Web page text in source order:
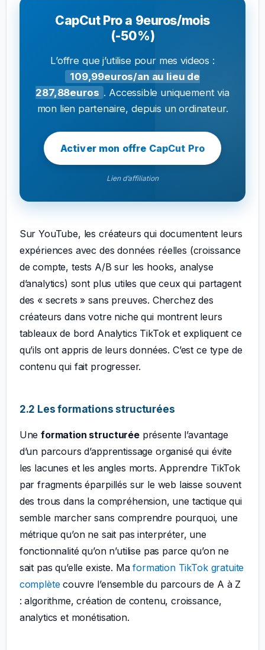
CapCut Pro a 9euros/mois
(-50%)
L’offre que j’utilise pour mes videos :
109,99euros/an au lieu de
287,88euros . Accessible uniquement via
mon lien partenaire, depuis un ordinateur.
Activer mon offre CapCut Pro
Lien d’affiliation
Sur YouTube, les créateurs qui documentent leurs
expériences avec des données réelles (croissance
de compte, tests A/B sur les hooks, analyse
d’analytics) sont plus utiles que ceux qui partagent
des « secrets » sans preuves. Cherchez des
créateurs dans votre niche qui montrent leurs
tableaux de bord Analytics TikTok et expliquent ce
qu’ils ont appris de leurs données. C’est ce type de
contenu qui fait progresser.
2.2 Les formations structurées
Uneformation structuréeprésente l’avantage
d’un parcours d’apprentissage organisé qui évite
les lacunes et les angles morts. Apprendre TikTok
par fragments éparpillés sur le web laisse souvent
des trous dans la compréhension, une tactique qui
semble marcher sans comprendre pourquoi, une
métrique qu’on ne sait pas interpréter, une
fonctionnalité qu’on n’utilise pas parce qu’on ne
sait pas qu’elle existe. Maformation TikTok gratuite
complètecouvre l’ensemble du parcours de A à Z
: algorithme, création de contenu, croissance,
analytics et monétisation.